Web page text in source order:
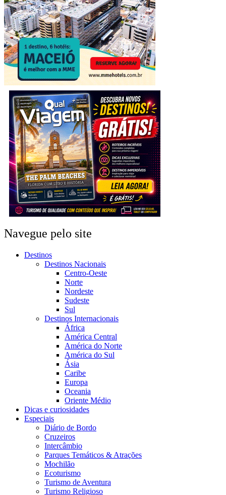
Navegue pelo site
Destinos
Destinos Nacionais
Centro-Oeste
Norte
Nordeste
Sudeste
Sul
Destinos Internacionais
África
América Central
América do Norte
América do Sul
Ásia
Caribe
Europa
Oceania
Oriente Médio
Dicas e curiosidades
Especiais
Diário de Bordo
Cruzeiros
Intercâmbio
Parques Temáticos & Atrações
Mochilão
Ecoturismo
Turismo de Aventura
Turismo Religioso